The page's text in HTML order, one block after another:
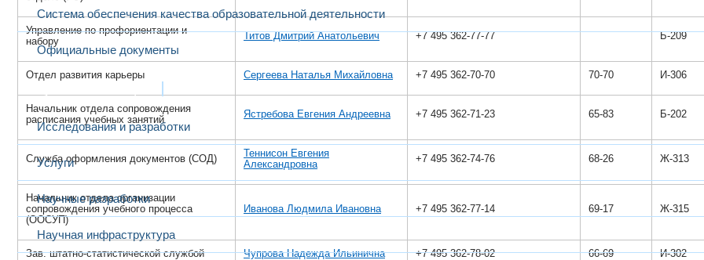
Система обеспечения качества образовательной деятельности
Официальные документы
Исследования и разработки
Услуги
Научные разработки
Научная инфраструктура
Управление по профориентации и
набору
Титов Дмитрий Анатольевич +7 495 362-77-77 Б-209
Отдел развития карьеры Сергеева Наталья Михайловна +7 495 362-70-70 70-70 И-306
Начальник отдела сопровождения
расписания учебных занятий
Ястребова Евгения Андреевна +7 495 362-71-23 65-83 Б-202
Служба оформления документов (СОД)
Теннисон Евгения
Александровна
+7 495 362-74-76 68-26 Ж-313
Начальник отдела организации
сопровождения учебного процесса
(ООСУП)
Иванова Людмила Ивановна +7 495 362-77-14 69-17 Ж-315
Зав. штатно-статистической службой Чупрова Надежда Ильинична +7 495 362-78-02 66-69 И-302